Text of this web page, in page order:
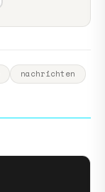
nachrichten